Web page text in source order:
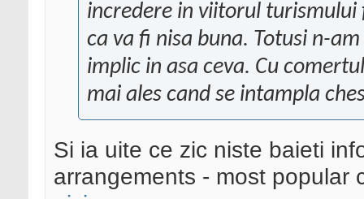
incredere in viitorul
ca va fi nisa buna. Totusi n-
implic in asa ceva. Cu
mai ales cand se intampla
Si ia uite ce zic niste baieti
arrangements - most popular